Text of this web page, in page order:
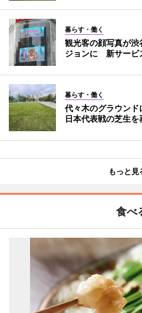
暮らす・働く
観光客の顔写真が
ジョンに 新サービ
暮らす・働く
代々木のグラウン
日本代表戦の芝生を
もっと見
食べ